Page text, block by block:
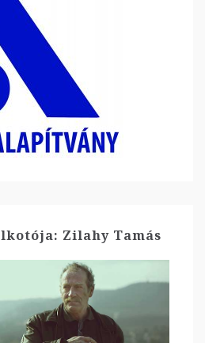
Zilahy Tamás